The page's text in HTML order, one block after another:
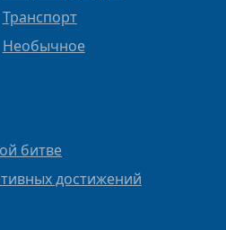
Транспорт
Необычное
битве
достижений